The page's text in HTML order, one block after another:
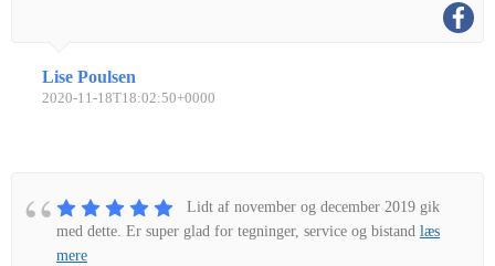
Lise Poulsen
2020-11-18T18:02:50+0000
Lidt af november og december 2019 gik
med dette. Er super glad for tegninger, service og bistand læs
mere